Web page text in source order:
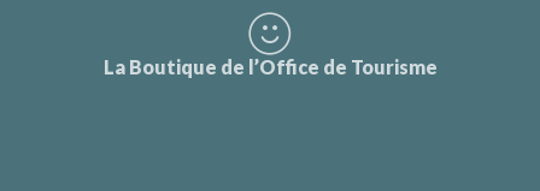
La Boutique de l’Office de Tourisme